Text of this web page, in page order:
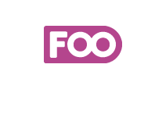
contenido